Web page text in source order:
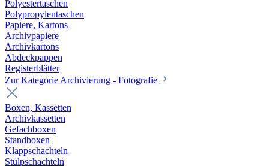
Polyestertaschen
Polypropylentaschen
Papiere, Kartons
Archivpapiere
Archivkartons
Abdeckpappen
Registerblätter
Zur Kategorie Archivierung - Fotografie
Boxen, Kassetten
Archivkassetten
Gefachboxen
Standboxen
Klappschachteln
Stülpschachteln